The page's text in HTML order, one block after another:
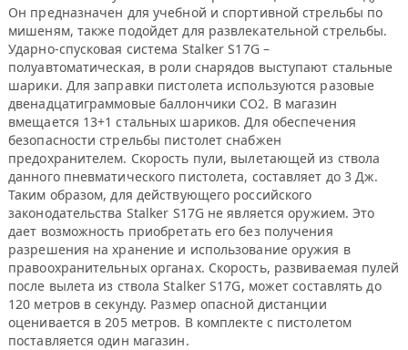
Он предназначен для учебной и спортивной стрельбы по
мишеням, также подойдет для развлекательной стрельбы.
Ударно-спусковая система Stalker S17G –
полуавтоматическая, в роли снарядов выступают стальные
шарики. Для заправки пистолета используются разовые
двенадцатиграммовые баллончики CO2. В магазин
вмещается 13+1 стальных шариков. Для обеспечения
безопасности стрельбы пистолет снабжен
предохранителем. Скорость пули, вылетающей из ствола
данного пневматического пистолета, составляет до 3 Дж.
Таким образом, для действующего российского
законодательства Stalker S17G не является оружием. Это
дает возможность приобретать его без получения
разрешения на хранение и использование оружия в
правоохранительных органах. Скорость, развиваемая пулей
после вылета из ствола Stalker S17G, может составлять до
120 метров в секунду. Размер опасной дистанции
оценивается в 205 метров. В комплекте с пистолетом
поставляется один магазин.